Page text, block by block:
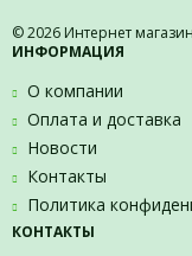
© 2026 Интернет магазин
ИНФОРМАЦИЯ
О компании
Оплата и доставка
Новости
Контакты
Политика
КОНТАКТЫ